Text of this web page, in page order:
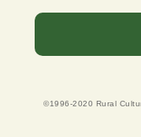
©1996-2020 Rural